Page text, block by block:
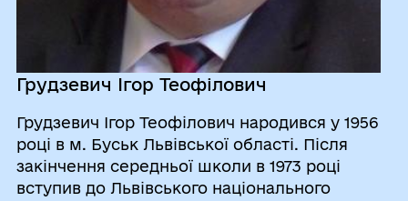
Грудзевич Ігор Теофілович
Грудзевич Ігор Теофілович народився у 1956
році в м. Буськ Львівської області. Після
закінчення середньої школи в 1973 році
вступив до Львівського національного